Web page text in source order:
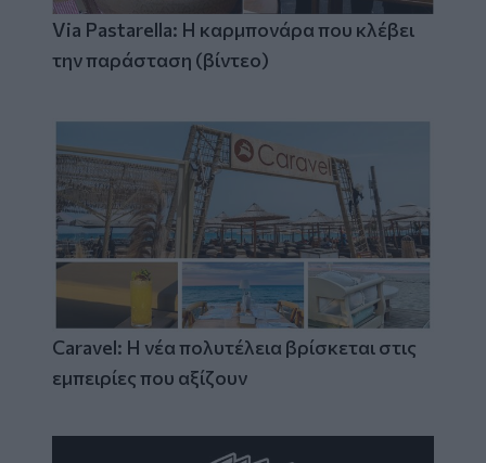
Via Pastarella: Η καρμπονάρα που κλέβει
την παράσταση (βίντεο)
Caravel: Η νέα πολυτέλεια βρίσκεται στις
εμπειρίες που αξίζουν